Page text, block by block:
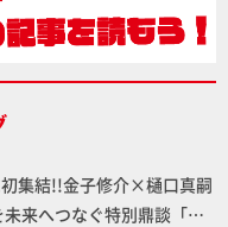
集結!!金子修介×樋口真嗣
来へつなぐ特別鼎談「ガ